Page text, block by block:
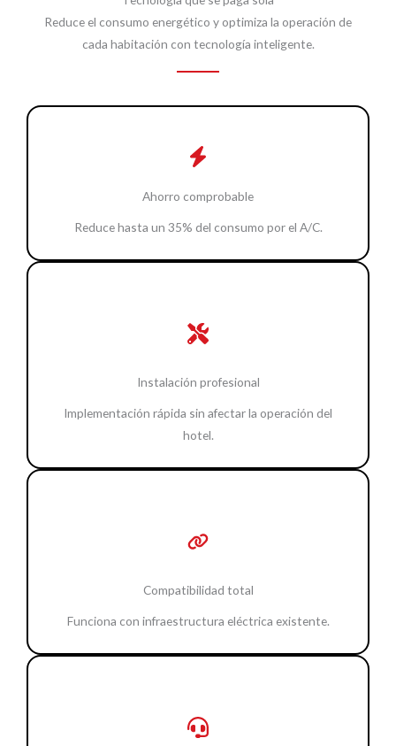
Reduce el consumo energético y optimiza la operación de
cada habitación con tecnología inteligente.
Ahorro comprobable
Reduce hasta un 35% del consumo por el A/C.
Instalación profesional
Implementación rápida sin afectar la operación del
hotel.
Compatibilidad total
Funciona con infraestructura eléctrica existente.